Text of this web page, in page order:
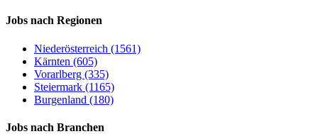
Jobs nach Regionen
Niederösterreich (1561)
Kärnten (605)
Vorarlberg (335)
Steiermark (1165)
Burgenland (180)
Jobs nach Branchen